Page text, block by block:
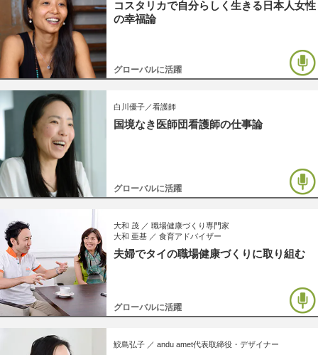
コスタリカで自分らしく生きる日本人女性
の幸福論
グローバルに活躍
白川優子／看護師
国境なき医師団看護師の仕事論
グローバルに活躍
大和 茂 ／ 職場健康づくり専門家
大和 亜基 ／ 食育アドバイザー
夫婦でタイの職場健康づくりに取り組む
グローバルに活躍
鮫島弘子 ／ andu amet代表取締役・デザイナー